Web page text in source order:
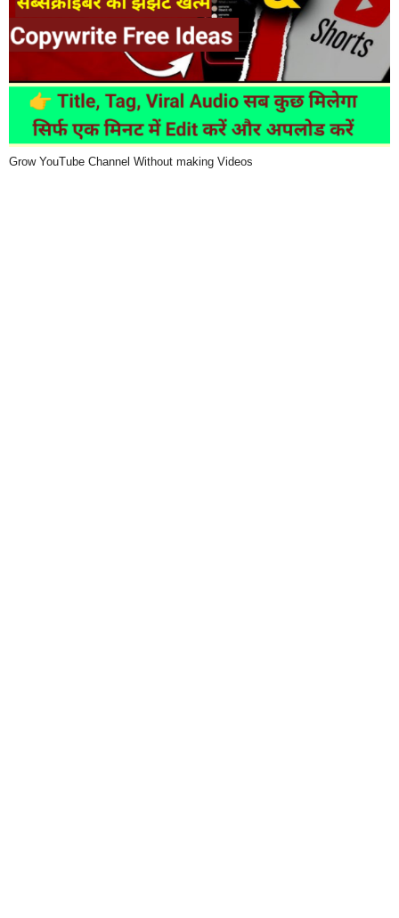
Grow YouTube Channel Without making Videos